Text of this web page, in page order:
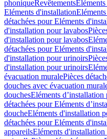
phoniqueRevêtements
Eléments d'installation
détachées pour Eléments
d'installation pour lavabos
d'installation pour lavabos
détachées pour Eléments
d'installation pour urinoirs
d'installation pour urinoirs
évacuation muralePièces
douches avec évacuation
douchesEléments d’installation
détachées pour Eléments
doucheEléments d'installation
détachées pour Eléments
appareilsEléments